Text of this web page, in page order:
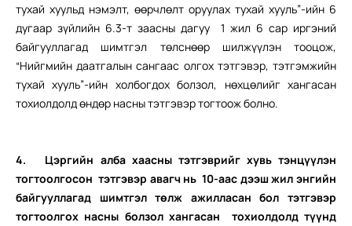
тухай хуульд нэмэлт, өөрчлөлт оруулах тухай хууль”-ийн 6
дугаар зүйлийн 6.3-т заасны дагуу 1 жил 6 сар иргэний
байгууллагад шимтгэл төлснөөр шилжүүлэн тооцож,
“Нийгмийн даатгалын сангаас олгох тэтгэвэр, тэтгэмжийн
тухай хууль”-ийн холбогдох болзол, нөхцөлийг хангасан
тохиолдолд өндөр насны тэтгэвэр тогтоож болно.
4. Цэргийн алба хаасны тэтгэврийг хувь тэнцүүлэн
тогтоолгосон тэтгэвэр авагч нь 10-аас дээш жил энгийн
байгууллагад шимтгэл төлж ажилласан бол тэтгэвэр
тогтоолгох насны болзол хангасан тохиолдолд түүнд